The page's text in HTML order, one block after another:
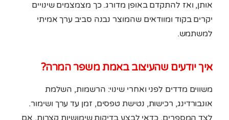
אותן, ואז להתקדם באופן מדורג. כך מצמצמים שינויים
יקרים בקוד ומוודאים שהמוצר נבנה סביב ערך אמיתי
למשתמש.
איך יודעים שהעיצוב באמת משפר המרה?
משווים מדדים לפני ואחרי שינוי: הרשמות, השלמת
אונבורדינג, רכישות, נטישת טפסים, זמן עד ערך ושימור.
לצד המספרים, כדאי לבצע בדיקות שימושיות קצרות. אם